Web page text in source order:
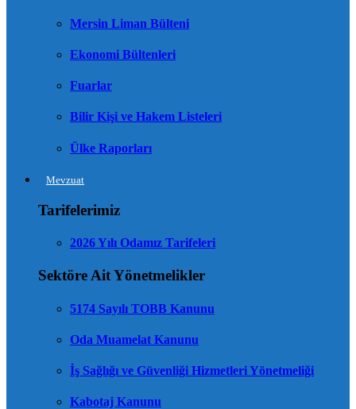
Mersin Liman Bülteni
Ekonomi Bültenleri
Fuarlar
Bilir Kişi ve Hakem Listeleri
Ülke Raporları
Mevzuat
Tarifelerimiz
2026 Yılı Odamız Tarifeleri
Sektöre Ait Yönetmelikler
5174 Sayılı TOBB Kanunu
Oda Muamelat Kanunu
İş Sağlığı ve Güvenliği Hizmetleri Yönetmeliği
Kabotaj Kanunu